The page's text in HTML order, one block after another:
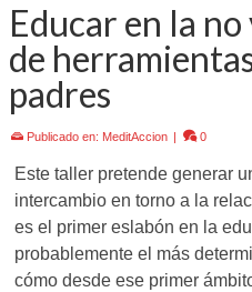
Educar en la
de
padres
Publicado en: MeditAccion | 0
Este taller pretende generar
intercambio en torno a la
es el primer eslabón en la
probablemente el más
cómo desde ese primer